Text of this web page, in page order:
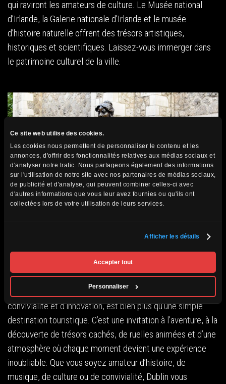
Ce site web utilise des cookies.
Les cookies nous permettent de personnaliser le contenu et les
annonces, d'offrir des fonctionnalités relatives aux médias sociaux et
d'analyser notre trafic. Nous partageons également des informations
sur l'utilisation de notre site avec nos partenaires de médias sociaux,
de publicité et d'analyse, qui peuvent combiner celles-ci avec
d'autres informations que vous leur avez fournies ou qu'ils ont
collectées lors de votre utilisation de leurs services.
Afficher les détails
Accepter tout
Personnaliser
qui raviront les amateurs de culture. Le Musée national
d’Irlande, la Galerie nationale d’Irlande et le musée
d’histoire naturelle offrent des trésors artistiques,
historiques et scientifiques. Laissez-vous immerger dans
le patrimoine culturel de la ville.
Dublin, une invitation à
l’aventure et à la découverte
Dublin, avec son mélange unique d’histoire, de culture, de
convivialité et d’innovation, est bien plus qu’une simple
destination touristique. C’est une invitation à l’aventure, à la
découverte de trésors cachés, de ruelles animées et d’une
atmosphère où chaque moment devient une expérience
inoubliable. Que vous soyez amateur d’histoire, de
musique, de culture ou de convivialité, Dublin vous